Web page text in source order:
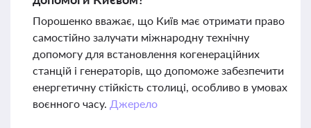
Порошенко вважає, що Київ має отримати право
самостійно залучати міжнародну технічну
допомогу для встановлення когенераційних
станцій і генераторів, що допоможе забезпечити
енергетичну стійкість столиці, особливо в умовах
воєнного часу. Джерело